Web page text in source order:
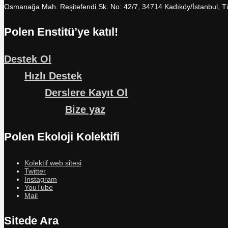
Osmanağa Mah. Reşitefendi Sk. No: 42/7, 34714 Kadıköy/İstanbul,
Polen Enstitü’ye katıl!
Destek Ol
Hızlı Destek
Derslere Kayıt Ol
Bize yaz
Polen Ekoloji Kolektifi
Kolektif web sitesi
Twitter
Instagram
YouTube
Mail
Sitede Ara